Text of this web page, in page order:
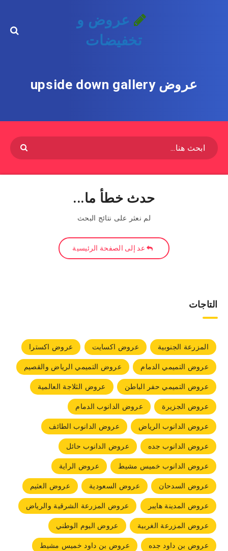
عروض و
تخفيضات
عروض upside down gallery
حدث خطأ ما...
لم نعثر على نتائج البحث
عد إلى الصفحة الرئيسية
التاجات
المزرعة الجنوبية عروض اكسايت
عروض اكسترا
عروض التميمي الدمام
عروض التميمي الرياض والقصيم
عروض التميمي حفر الباطن
عروض الثلاجة العالمية
عروض الجزيرة
عروض الدانوب الدمام
عروض الدانوب الرياض
عروض الدانوب الطائف
عروض الدانوب جده
عروض الدانوب حائل
عروض الدانوب خميس مشيط
عروض الراية
عروض السدحان
عروض السعودية
عروض العثيم
عروض المدينة هايبر
عروض المزرعة الشرقية والرياض
عروض المزرعة الغربية
عروض اليوم الوطني
عروض بن داود جده
عروض بن داود خميس مشيط